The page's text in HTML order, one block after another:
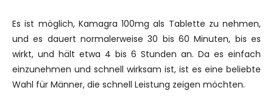
Es ist möglich, Kamagra 100mg als Tablette zu nehmen,
und es dauert normalerweise 30 bis 60 Minuten, bis es
wirkt, und hält etwa 4 bis 6 Stunden an. Da es einfach
einzunehmen und schnell wirksam ist, ist es eine beliebte
Wahl für Männer, die schnell Leistung zeigen möchten.